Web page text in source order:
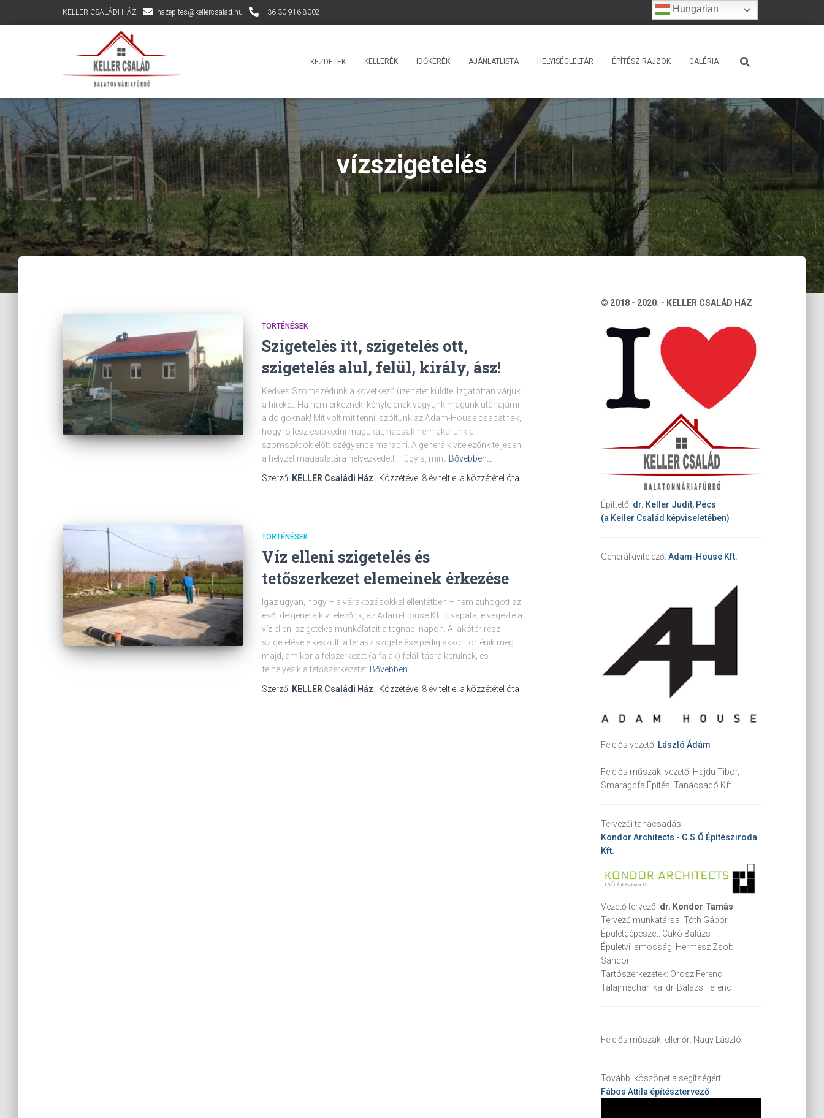
KELLER CSALÁDI HÁZ hazepites@kellercsalad.hu +36 30 916 8002
KEZDETEK KELLERÉK IDŐKERÉK AJÁNLATLISTA HELYISÉGLELTÁR ÉPÍTÉSZ RAJZOK GALÉRIA
vízszigetelés
TÖRTÉNÉSEK
Szigetelés itt, szigetelés ott,
szigetelés alul, felül, király, ász!
Kedves Szomszédunk a következő üzenetet küldte: Izgatottan várjuk
a híreket. Ha nem érkeznek, kénytelenek vagyunk magunk utánajárni
a dolgoknak! Mit volt mit tenni, szóltunk az Adam-House csapatnak,
hogy jó lesz csipkedni magukat, hacsak nem akarunk a
szomszédok előtt szégyenbe maradni. A generálkivitelezőnk teljesen
a helyzet magaslatára helyezkedett – úgyis, mint Bővebben…
Szerző: KELLER Családi Ház | Közzétéve: 8 évtelt el a közzététel óta
TÖRTÉNÉSEK
Víz elleni szigetelés és
tetőszerkezet elemeinek érkezése
Igaz ugyan, hogy – a várakozásokkal ellentétben – nem zuhogott az
eső, de generálkivitelezőnk, az Adam-House Kft. csapata, elvégezte a
víz elleni szigetelés munkálatait a tegnapi napon. A lakótér-rész
szigetelése elkészült, a terasz szigetelése pedig akkor történik meg
majd, amikor a felszerkezet (a falak) felállításra kerülnek, és
felhelyezik a tetőszerkezetet Bővebben…
Szerző: KELLER Családi Ház | Közzétéve: 8 évtelt el a közzététel óta
© 2018 - 2020. - KELLER CSALÁD HÁZ
Építtető: dr. Keller Judit, Pécs
(a Keller Család képviseletében)
Generálkivitelező: Adam-House Kft.
Felelős vezető: László Ádám
Felelős műszaki vezető: Hajdu Tibor,
Smaragdfa Építési Tanácsadó Kft.
Tervezői tanácsadás:
Kondor Architects - C.S.Ő Építésziroda
Kft.
Vezető tervező: dr. Kondor Tamás
Tervező munkatársa: Tóth Gábor
Épületgépészet: Cakó Balázs
Épületvillamosság: Hermesz Zsolt
Sándor
Tartószerkezetek: Orosz Ferenc
Talajmechanika: dr. Balázs Ferenc
Felelős műszaki ellenőr: Nagy László
További köszönet a segítségért:
Fábos Attila építésztervező
Hungarian